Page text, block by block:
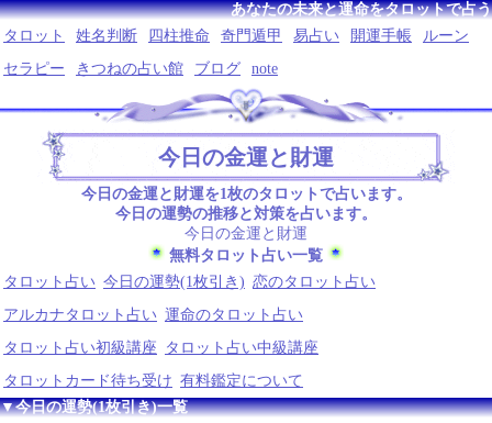
あなたの未来と運命をタロットで占う
タロット
姓名判断 四柱推命 奇門遁甲 易占い 開運手帳
ルーン
セラピー
きつねの占い館 ブログ note
今日の金運と財運
今日の金運と財運を1枚のタロットで占います。
今日の運勢の推移と対策を占います。
今日の金運と財運
無料タロット占い一覧
タロット占い 今日の運勢(1枚引き) 恋のタロット占い
アルカナタロット占い 運命のタロット占い
タロット占い初級講座
タロット占い中級講座
タロットカード待ち受け 有料鑑定について
▼今日の運勢(1枚引き)一覧